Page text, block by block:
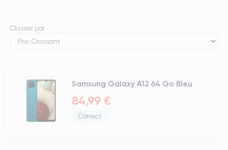
Classer par
Samsung Galaxy A12 64 Go Bleu
84,99 €
Correct